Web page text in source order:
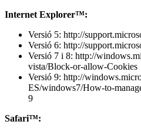
Internet Explorer™:
Versió 5: http://
Versió 6: http://
Versió 7 i 8: http://
vista/Block-or-allow-Cookies
Versió 9: http://
ES/windows7/How-to-
9
Safari™: